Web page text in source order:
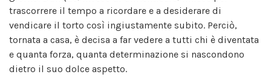
trascorrere il tempo a ricordare e a desiderare di
vendicare il torto così ingiustamente subito. Perciò,
tornata a casa, è decisa a far vedere a tutti chi è diventata
e quanta forza, quanta determinazione si nascondono
dietro il suo dolce aspetto.